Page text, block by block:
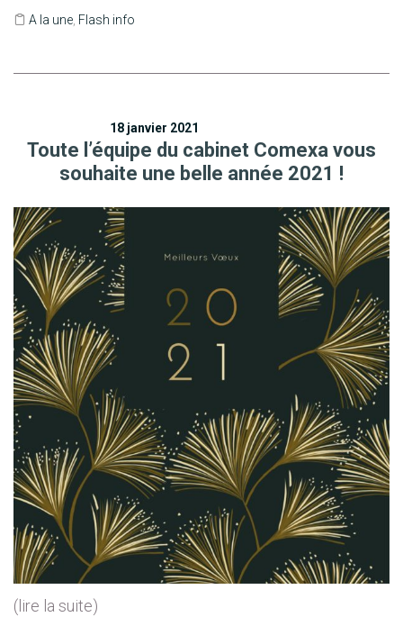
A la une, Flash info
18 janvier 2021
Toute l’équipe du cabinet Comexa vous
souhaite une belle année 2021 !
(lire la suite)